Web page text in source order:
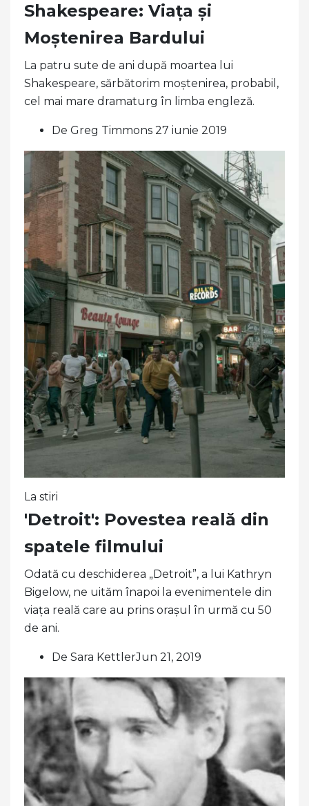
Shakespeare: Viața și
Moștenirea Bardului
La patru sute de ani după moartea lui
Shakespeare, sărbătorim moștenirea, probabil,
cel mai mare dramaturg în limba engleză.
De Greg Timmons 27 iunie 2019
La stiri
'Detroit': Povestea reală din
spatele filmului
Odată cu deschiderea „Detroit”, a lui Kathryn
Bigelow, ne uităm înapoi la evenimentele din
viața reală care au prins orașul în urmă cu 50
de ani.
De Sara KettlerJun 21, 2019